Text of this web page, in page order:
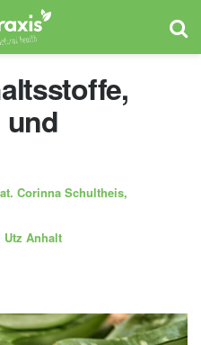
und
Corinna Schultheis,
Utz Anhalt